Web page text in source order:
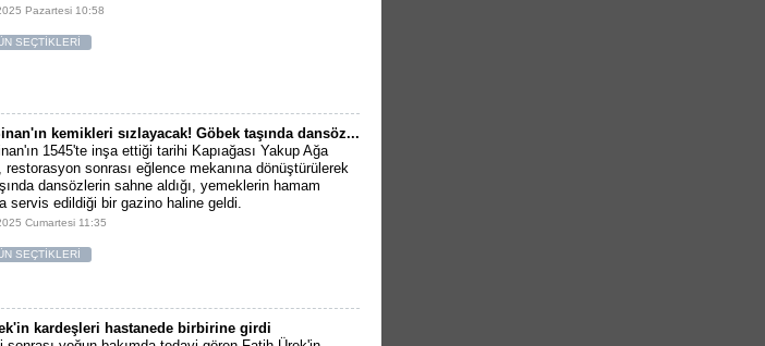
Pazartesi 10:58
SEÇTİKLERİ
kemikleri sızlayacak! Göbek taşında dansöz...
1545'te inşa ettiği tarihi Kapıağası Yakup Ağa
restorasyon sonrası eğlence mekanına dönüştürülerek
dansözlerin sahne aldığı, yemeklerin hamam
servis edildiği bir gazino haline geldi.
Cumartesi 11:35
SEÇTİKLERİ
kardeşleri hastanede birbirine girdi